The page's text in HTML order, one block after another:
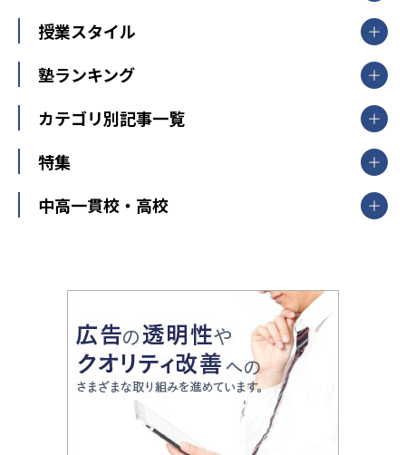
山形県
福島県
関東
東京都
神奈川県
茨城県
栃木県
群馬県
新潟県
中部
愛知県
静岡県
長野県
大阪府
兵庫県 京都府 奈良県
和歌山県
鳥取県
島根県 岡山県 広島県
香川県
高知県
【掲載塾一覧を見る】
東京個別指導学院
明光義塾
個別教室のトライ
武田塾
授業スタイル
個別指導
オンライン指導
塾ランキング
中学受験ランキング
カテゴリ別記事一覧
中学受験
大学受験
教育全般
中学受験に熱心な市区町村ランキング
小学校受験
家庭教師
特集
開成番長直伝！子どもの受験を成功させる方法
運動と遊びを考える
情報Ⅰ、数学が苦手な人注目！最短距離の学力
アップ法
悩み多き「大学受験」相談室
英語・英会話・英検対策
小学校教師が解説！中学受験のリアル
中高一貫校・高校
大学入試改革
ママテクエグザム
進化する中高一貫校・高校